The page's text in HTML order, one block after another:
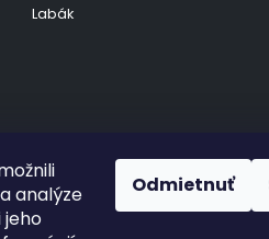
analýze
jeho
Odmietnuť
Labák